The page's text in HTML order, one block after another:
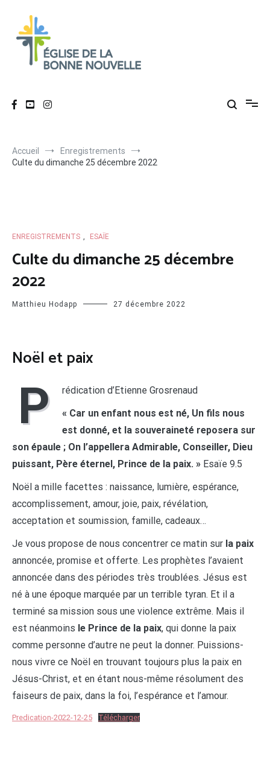
contenu
Accueil
Enregistrements
Culte du dimanche 25 décembre 2022
ENREGISTREMENTS , ESAÏE
Culte du dimanche 25 décembre
2022
Matthieu Hodapp 27 décembre 2022
Noël et paix
P
rédication d’Etienne Grosrenaud
« Car un enfant nous est né, Un fils nous
est donné, et la souveraineté reposera sur
son épaule ; On l’appellera Admirable, Conseiller, Dieu
puissant, Père éternel, Prince de la paix. » Esaïe 9.5
Noël a mille facettes : naissance, lumière, espérance,
accomplissement, amour, joie, paix, révélation,
acceptation et soumission, famille, cadeaux…
Je vous propose de nous concentrer ce matin sur la paix
annoncée, promise et offerte. Les prophètes l’avaient
annoncée dans des périodes très troublées. Jésus est
né à une époque marquée par un terrible tyran. Et il a
terminé sa mission sous une violence extrême. Mais il
est néanmoins le Prince de la paix, qui donne la paix
comme personne d’autre ne peut la donner. Puissions-
nous vivre ce Noël en trouvant toujours plus la paix en
Jésus-Christ, et en étant nous-même résolument des
faiseurs de paix, dans la foi, l’espérance et l’amour.
Predication-2022-12-25 Télécharger